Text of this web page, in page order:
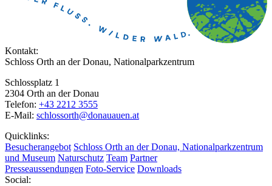
Kontakt:
Schloss Orth an der Donau, Nationalparkzentrum
Schlossplatz 1
2304 Orth an der Donau
Telefon: +43 2212 3555
E-Mail: schlossorth@donauauen.at
Quicklinks:
Besucherangebot Schloss Orth an der Donau, Nationalparkzentrum
und Museum Naturschutz Team Partner
Presseaussendungen Foto-Service Downloads
Social: